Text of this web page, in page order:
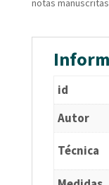
notas
id
Autor
Técnica